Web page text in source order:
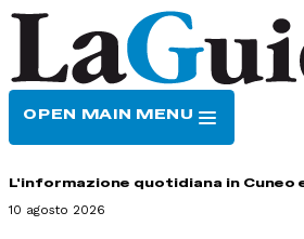
OPEN MAIN MENU
L'informazione quotidiana in Cuneo
10 agosto 2026